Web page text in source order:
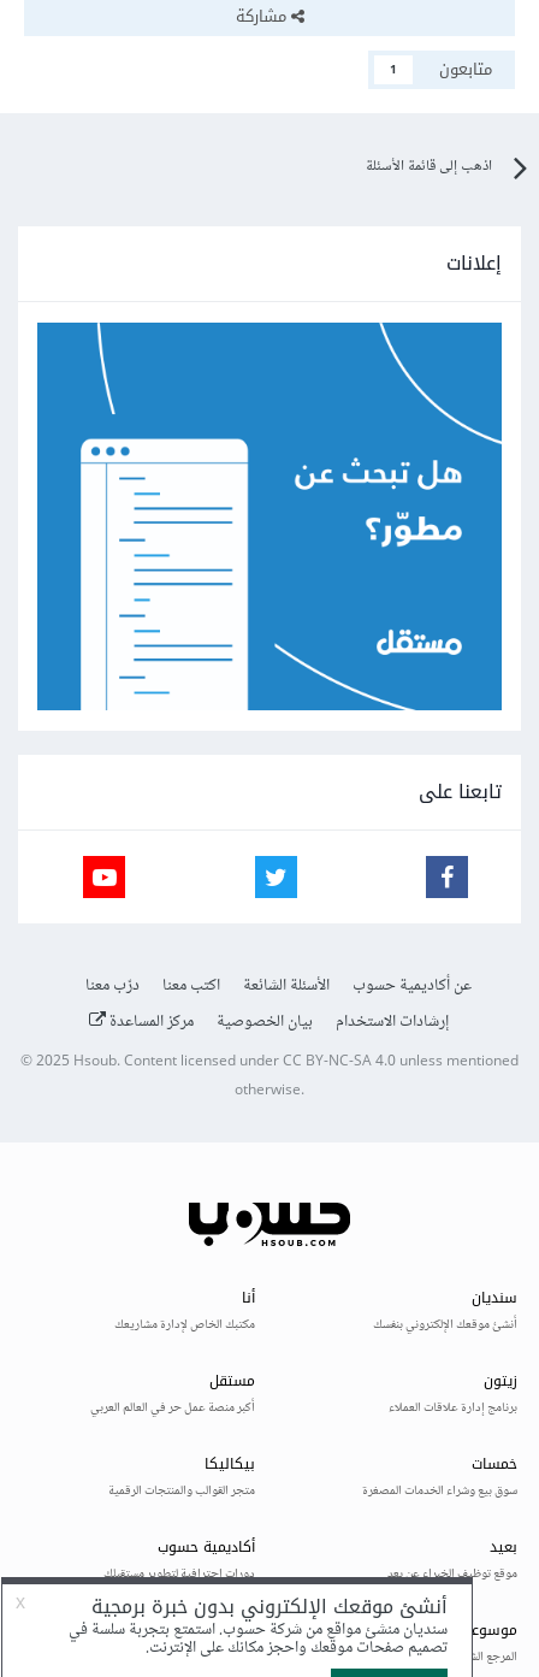
مشاركة
متابعون
1
اذهب إلى قائمة الأسئلة
إعلانات
تابعنا على
عن أكاديمية حسوب الأسئلة الشائعة اكتب معنا
درّب معنا
إرشادات الاستخدام
بيان الخصوصية مركز المساعدة
© 2025Hsoub.Content licensed underCC BY-NC-SA 4.0unless mentioned
otherwise.